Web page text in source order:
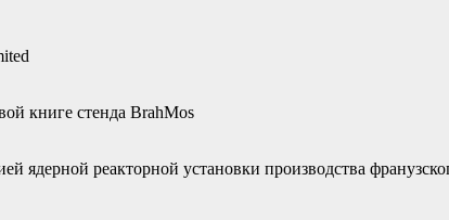
книге стенда BrahMos
ядерной реакторной установки производства